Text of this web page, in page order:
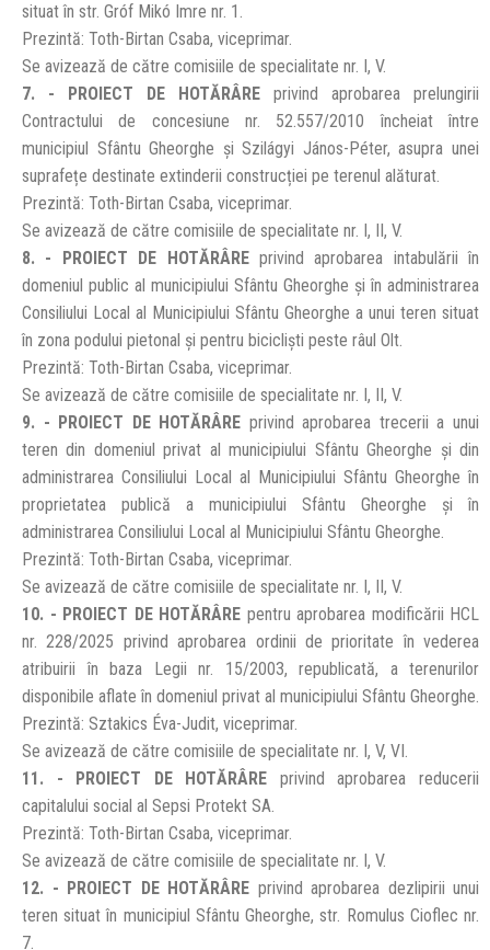
situat în str. Gróf Mikó Imre nr. 1.
Prezintă: Toth-Birtan Csaba, viceprimar.
Se avizează de către comisiile de specialitate nr. I, V.
7. - PROIECT DE HOTĂRÂRE privind aprobarea prelungirii
Contractului de concesiune nr. 52.557/2010 încheiat între
municipiul Sfântu Gheorghe și Szilágyi János-Péter, asupra unei
suprafețe destinate extinderii construcției pe terenul alăturat.
Prezintă: Toth-Birtan Csaba, viceprimar.
Se avizează de către comisiile de specialitate nr. I, II, V.
8. - PROIECT DE HOTĂRÂREprivind aprobarea intabulării în
domeniul public al municipiului Sfântu Gheorghe și în administrarea
Consiliului Local al Municipiului Sfântu Gheorghe a unui teren situat
în zona podului pietonal și pentru bicicliști peste râul Olt.
Prezintă: Toth-Birtan Csaba, viceprimar.
Se avizează de către comisiile de specialitate nr. I, II, V.
9. - PROIECT DE HOTĂRÂRE privind aprobarea trecerii a unui
teren din domeniul privat al municipiului Sfântu Gheorghe și din
administrarea Consiliului Local al Municipiului Sfântu Gheorghe în
proprietatea publică a municipiului Sfântu Gheorghe și în
administrarea Consiliului Local al Municipiului Sfântu Gheorghe.
Prezintă: Toth-Birtan Csaba, viceprimar.
Se avizează de către comisiile de specialitate nr. I, II, V.
10. - PROIECT DE HOTĂRÂRE pentru aprobarea modificării HCL
nr. 228/2025 privind aprobarea ordinii de prioritate în vederea
atribuirii în baza Legii nr. 15/2003, republicată, a terenurilor
disponibile aflate în domeniul privat al municipiului Sfântu Gheorghe.
Prezintă: Sztakics Éva-Judit, viceprimar.
Se avizează de către comisiile de specialitate nr. I, V, VI.
11. - PROIECT DE HOTĂRÂRE privind aprobarea reducerii
capitalului social al Sepsi Protekt SA.
Prezintă: Toth-Birtan Csaba, viceprimar.
Se avizează de către comisiile de specialitate nr. I, V.
12. - PROIECT DE HOTĂRÂRE privind aprobarea dezlipirii unui
teren situat în municipiul Sfântu Gheorghe, str. Romulus Cioflec nr.
7.